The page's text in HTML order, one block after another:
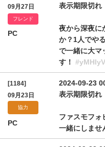
09月27日
フレンド
PC
表示期限切れ
夜から深夜に
か？1人でや
で一緒に大マ
す！
[1184]
09月23日
協力
PC
2024-09-23
表示期限切れ
ファスモフォ
一緒にしませ